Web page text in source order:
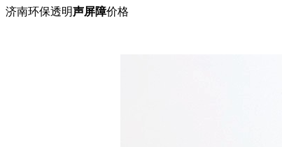
济南环保透明声屏障价格